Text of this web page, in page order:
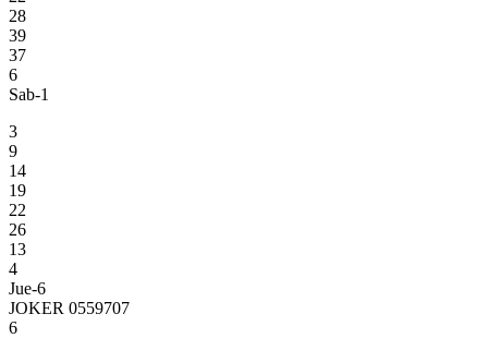
28
39
37
6
Sab-1
3
9
14
19
22
26
13
4
Jue-6
JOKER 0559707
6